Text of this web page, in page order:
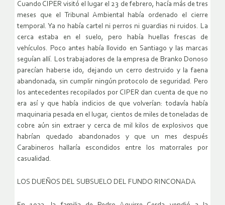
Cuando CIPER visitó el lugar el 23 de febrero, hacía más de tres
meses que el Tribunal Ambiental había ordenado el cierre
temporal. Ya no había cartel ni perros ni guardias ni ruidos. La
cerca estaba en el suelo, pero había huellas frescas de
vehículos. Poco antes había llovido en Santiago y las marcas
seguían allí. Los trabajadores de la empresa de Branko Donoso
parecían haberse ido, dejando un cerro destruido y la faena
abandonada, sin cumplir ningún protocolo de seguridad. Pero
los antecedentes recopilados por CIPER dan cuenta de que no
era así y que había indicios de que volverían: todavía había
maquinaria pesada en el lugar, cientos de miles de toneladas de
cobre aún sin extraer y cerca de mil kilos de explosivos que
habrían quedado abandonados y que un mes después
Carabineros hallaría escondidos entre los matorrales por
casualidad.
LOS DUEÑOS DEL SUBSUELO DEL FUNDO RINCONADA